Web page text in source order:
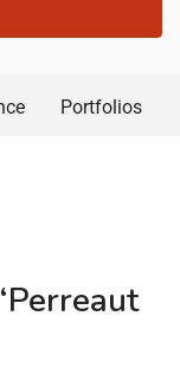
Portfolios